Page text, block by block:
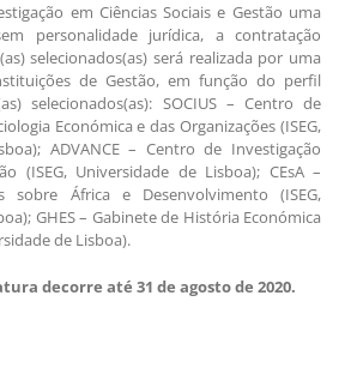
em Ciências Sociais e Gestão uma
personalidade jurídica, a contratação
selecionados(as) será realizada por uma
de Gestão, em função do perfil
selecionados(as): SOCIUS – Centro de
Económica e das Organizações (ISEG,
ADVANCE – Centro de Investigação
(ISEG, Universidade de Lisboa); CEsA –
sobre África e Desenvolvimento (ISEG,
GHES – Gabinete de História Económica
de Lisboa).
decorre até 31 de agosto de 2020.